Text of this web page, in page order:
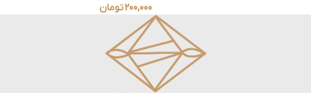
200,000تومان